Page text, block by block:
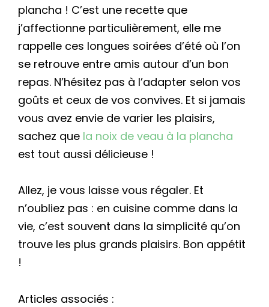
plancha ! C’est une recette que
j’affectionne particulièrement, elle me
rappelle ces longues soirées d’été où l’on
se retrouve entre amis autour d’un bon
repas. N’hésitez pas à l’adapter selon vos
goûts et ceux de vos convives. Et si jamais
vous avez envie de varier les plaisirs,
sachez que la noix de veau à la plancha
est tout aussi délicieuse !
Allez, je vous laisse vous régaler. Et
n’oubliez pas : en cuisine comme dans la
vie, c’est souvent dans la simplicité qu’on
trouve les plus grands plaisirs. Bon appétit
!
Articles associés :